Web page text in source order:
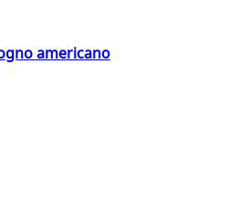
americano